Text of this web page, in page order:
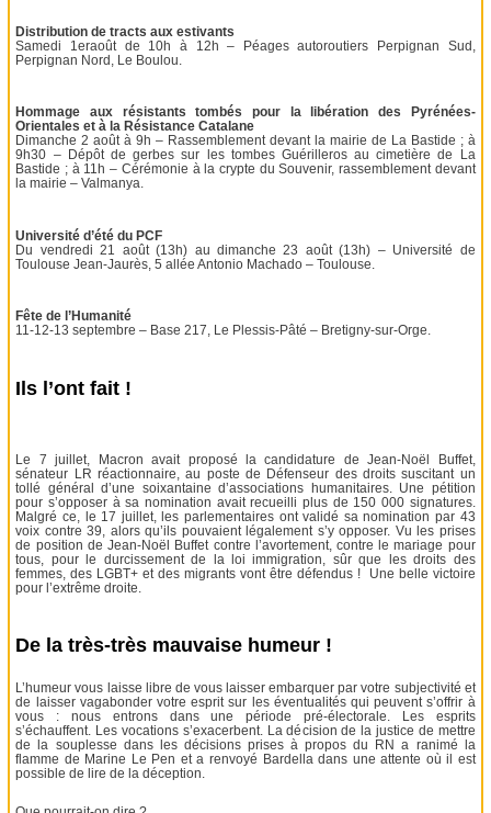
Distribution de tracts aux estivants
Samedi 1eraoût de 10h à 12h – Péages autoroutiers Perpignan Sud,
Perpignan Nord, Le Boulou.
Hommage aux résistants tombés pour la libération des Pyrénées-
Orientales et à la Résistance Catalane
Dimanche 2 août à 9h – Rassemblement devant la mairie de La Bastide ; à
9h30 – Dépôt de gerbes sur les tombes Guérilleros au cimetière de La
Bastide ; à 11h – Cérémonie à la crypte du Souvenir, rassemblement devant
la mairie – Valmanya.
Université d’été du PCF
Du vendredi 21 août (13h) au dimanche 23 août (13h) – Université de
Toulouse Jean-Jaurès, 5 allée Antonio Machado – Toulouse.
Fête de l’Humanité
11-12-13 septembre – Base 217, Le Plessis-Pâté – Bretigny-sur-Orge.
Ils l’ont fait !
Le 7 juillet, Macron avait proposé la candidature de Jean-Noël Buffet,
sénateur LR réactionnaire, au poste de Défenseur des droits suscitant un
tollé général d’une soixantaine d’associations humanitaires. Une pétition
pour s’opposer à sa nomination avait recueilli plus de 150 000 signatures.
Malgré ce, le 17 juillet, les parlementaires ont validé sa nomination par 43
voix contre 39, alors qu’ils pouvaient légalement s’y opposer. Vu les prises
de position de Jean-Noël Buffet contre l’avortement, contre le mariage pour
tous, pour le durcissement de la loi immigration, sûr que les droits des
femmes, des LGBT+ et des migrants vont être défendus ! Une belle victoire
pour l’extrême droite.
De la très-très mauvaise humeur !
L’humeur vous laisse libre de vous laisser embarquer par votre subjectivité et
de laisser vagabonder votre esprit sur les éventualités qui peuvent s’offrir à
vous : nous entrons dans une période pré-électorale. Les esprits
s’échauffent. Les vocations s’exacerbent. La décision de la justice de mettre
de la souplesse dans les décisions prises à propos du RN a ranimé la
flamme de Marine Le Pen et a renvoyé Bardella dans une attente où il est
possible de lire de la déception.